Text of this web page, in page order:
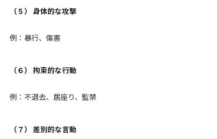
（５） 身体的な攻撃
例：暴行、傷害
（６） 拘束的な行動
例：不退去、居座り、監禁
（７） 差別的な言動